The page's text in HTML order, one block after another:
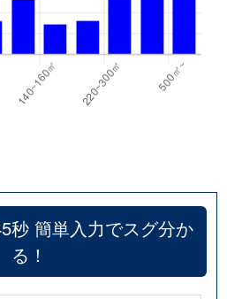
秒 簡単入力でスグ分か
る！